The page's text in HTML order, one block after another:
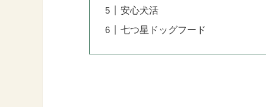
安心犬活
七つ星ドッグフード